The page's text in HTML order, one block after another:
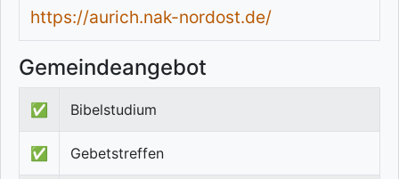
https://aurich.nak-nordost.de/
Gemeindeangebot
✅ Bibelstudium
✅ Gebetstreffen